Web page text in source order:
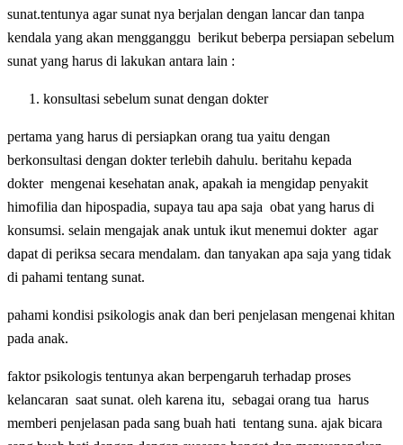
sunat.tentunya agar sunat nya berjalan dengan lancar dan tanpa
kendala yang akan mengganggu berikut beberpa persiapan sebelum
sunat yang harus di lakukan antara lain :
konsultasi sebelum sunat dengan dokter
pertama yang harus di persiapkan orang tua yaitu dengan
berkonsultasi dengan dokter terlebih dahulu. beritahu kepada
dokter mengenai kesehatan anak, apakah ia mengidap penyakit
himofilia dan hipospadia, supaya tau apa saja obat yang harus di
konsumsi. selain mengajak anak untuk ikut menemui dokter agar
dapat di periksa secara mendalam. dan tanyakan apa saja yang tidak
di pahami tentang sunat.
pahami kondisi psikologis anak dan beri penjelasan mengenai khitan
pada anak.
faktor psikologis tentunya akan berpengaruh terhadap proses
kelancaran saat sunat. oleh karena itu, sebagai orang tua harus
memberi penjelasan pada sang buah hati tentang suna. ajak bicara